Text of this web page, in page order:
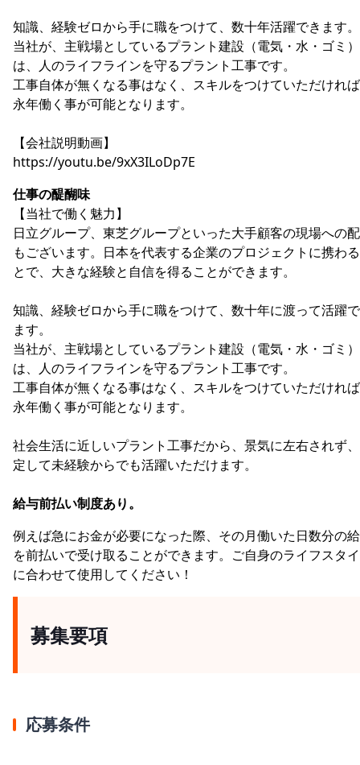
知識、経験ゼロから手に職をつけて、数十年活躍できます。
当社が、主戦場としているプラント建設（電気・水・ゴミ）
は、人のライフラインを守るプラント工事です。
工事自体が無くなる事はなく、スキルをつけていただけれ
永年働く事が可能となります。
【会社説明動画】
https://youtu.be/9xX3ILoDp7E
仕事の醍醐味
【当社で働く魅力】
日立グループ、東芝グループといった大手顧客の現場への
もございます。日本を代表する企業のプロジェクトに携わ
とで、大きな経験と自信を得ることができます。
知識、経験ゼロから手に職をつけて、数十年に渡って活躍
ます。
当社が、主戦場としているプラント建設（電気・水・ゴミ）
は、人のライフラインを守るプラント工事です。
工事自体が無くなる事はなく、スキルをつけていただけれ
永年働く事が可能となります。
社会生活に近しいプラント工事だから、景気に左右されず
定して未経験からでも活躍いただけます。
給与前払い制度あり。
例えば急にお金が必要になった際、その月働いた日数分の
を前払いで受け取ることができます。ご自身のライフスタ
に合わせて使用してください！
募集要項
応募条件